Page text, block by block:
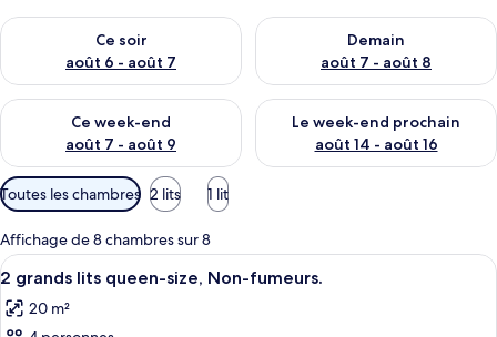
Ce soir
août 6 - août 7
Vérifier la disponibilité pour ce soir août 6 - août 7
Demain
août 7 - août 8
Vérifier la disponibilité pour
Ce week-end
août 7 - août 9
Vérifier la disponibilité pour ce week-end août 7 - août 9
Le week-end prochain
août 14 - août 16
Vérifier la disponibilité pour
Filtres
disponibles
pour
les
chambres
Toutes les chambres 2 lits 1 lit
Affichage de 8 chambres sur 8
Afficher
toutes
les
Une chambre d’hôtel avec deux
7
2 grands lits queen-size, Non-fumeurs.
20 m²